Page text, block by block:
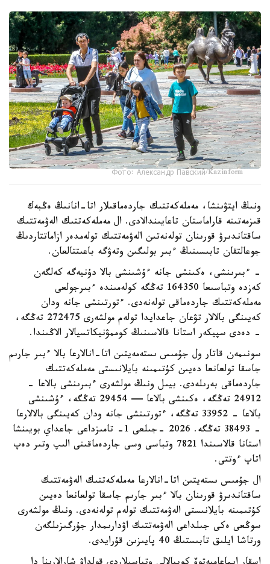
Фото: Александр Павский/Kazinform
ونىڭ ايتۋىنشا، مەملەكەتتىك جاردەماقىلار اتا-انانىڭ ەڭبەك
قىزمەتىنە قاراماستان تاعايىندالادى. ال مەملەكەتتىك الەۋمەتتىك
ساقتاندىرۋ قورىنان تولەنەتىن الەۋمەتتىك تولەمدەر ازاماتتاردىڭ
جوعالتقان تابىسىنىڭ ءبىر بولىگىن وتەۋگە باعىتتالعان.
- ءبىرىنشى، ەكىنشى جانە ءۇشىنشى بالا دۇنيەگە كەلگەن
كەزدە وتباسىعا 164350 تەڭگە كولەمىندە ءبىرجولعى
مەملەكەتتىك جاردەماقى تولەنەدى. ءتورتىنشى جانە ودان
كەيىنگى بالالار تۋعان جاعدايدا تولەم مولشەرى 272475 تەڭگە،
- دەدى سپيكەر استانا قالاسىنىڭ كوممۋنيكاتسيالار الاڭىندا.
سونىمەن قاتار ول جۇمىس ىستەمەيتىن اتا-انالارعا بالا ءبىر جارىم
جاسقا تولعانعا دەيىن كۇتىمىنە بايلانىستى مەملەكەتتىك
جاردەماقى بەرىلەدى. بيىل ونىڭ مولشەرى ءبىرىنشى بالاعا -
24912 تەڭگە، ەكىنشى بالاعا — 29454 تەڭگە، ءۇشىنشى
بالاعا - 33952 تەڭگە، ءتورتىنشى جانە ودان كەيىنگى بالالارعا
- 38493 تەڭگە. 2026 -جىلعى 1- تامىزداعى جاعداي بويىنشا
استانا قالاسىندا 7821 وتباسى وسى جاردەماقىنى الىپ وتىر دەپ
اتاپ ءوتتى.
ال جۇمىس ىستەيتىن اتا-انالارعا مەملەكەتتىك الەۋمەتتىك
ساقتاندىرۋ قورىنان بالا ءبىر جارىم جاسقا تولعانعا دەيىن
كۇتىمىنە بايلانىستى الەۋمەتتىك تولەم تولەنەدى. ونىڭ مولشەرى
سوڭعى ەكى جىلداعى الەۋمەتتىك اۋدارىمدار جۇرگىزىلگەن
ورتاشا ايلىق تابىستىڭ 40 پايىزىن قۇرايدى.